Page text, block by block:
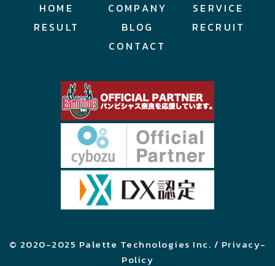
HOME COMPANY
SERVICE
RESULT
BLOG
RECRUIT
CONTACT
© 2020-2025 Palette Technologies Inc. / Privacy-
Policy